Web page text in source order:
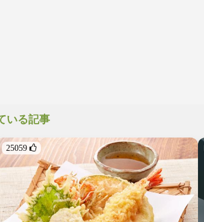
いる記事
25059 